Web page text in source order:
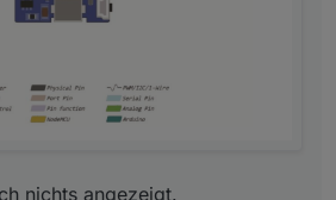
nichts angezeigt.